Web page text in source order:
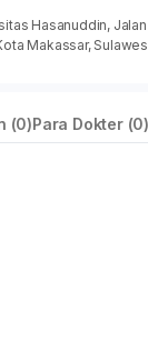
Hasanuddin,
Makassar,
(0)Para Dokter (0)